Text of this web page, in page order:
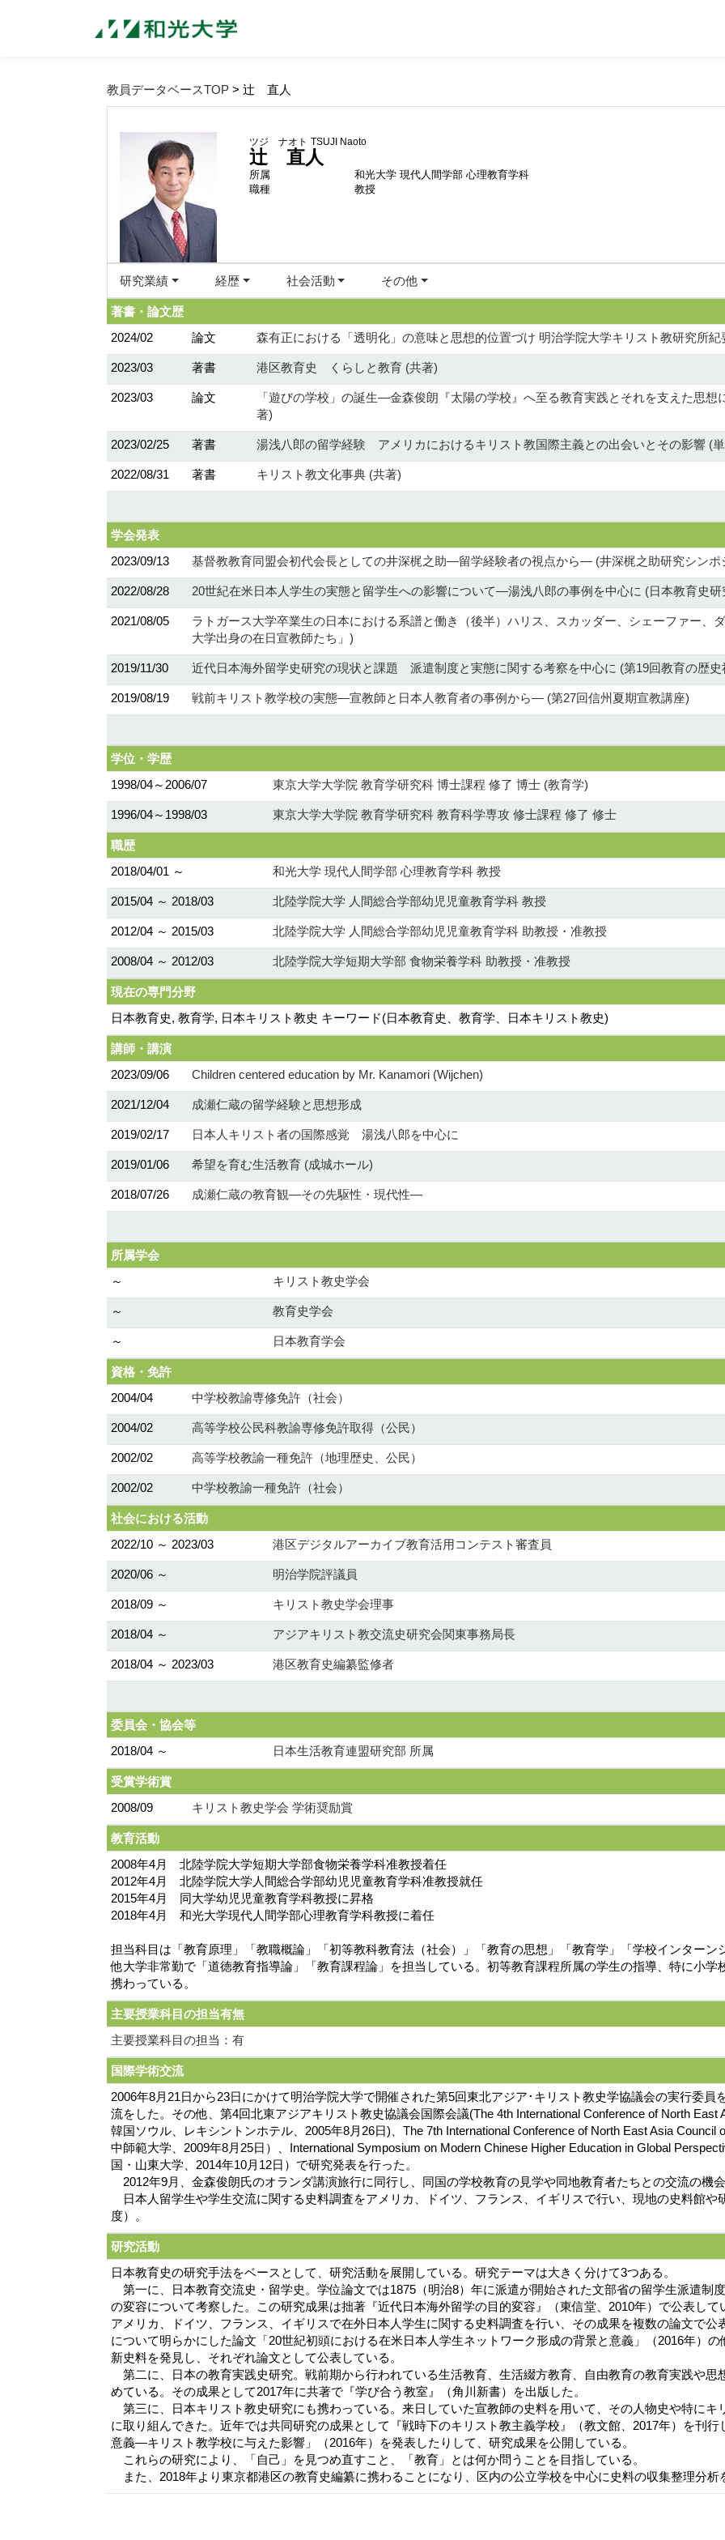
教員データベースTOP > 辻 直人
ツジ ナオト TSUJI Naoto
辻 直人
所属
和光大学 現代人間学部 心理教育学科
職種
教授
研究業績 経歴 社会活動 その他
著書・論文歴
2024/02
論文 森有正における「透明化」の意味と思想的位置づけ 明治学院大学キリスト教研究所紀
2023/03 著書 港区教育史 くらしと教育 (共著)
2023/03 論文
「遊びの学校」の誕生―金森俊朗『太陽の学校』へ至る教育実践とそれを支えた思
著)
2023/02/25 著書 湯浅八郎の留学経験 アメリカにおけるキリスト教国際主義との出会いとその影響 (
2022/08/31 著書 キリスト教文化事典 (共著)
学会発表
2023/09/13
基督教教育同盟会初代会長としての井深梶之助―留学経験者の視点から― (井深梶之助研究シンポ
2022/08/28 20世紀在米日本人学生の実態と留学生への影響について―湯浅八郎の事例を中心に (日本教育史
2021/08/05
ラトガース大学卒業生の日本における系譜と働き（後半）ハリス、スカッダー、シェーファー、
大学出身の在日宣教師たち」)
2019/11/30 近代日本海外留学史研究の現状と課題 派遣制度と実態に関する考察を中心に (第19回教育の歴史
2019/08/19 戦前キリスト教学校の実態―宣教師と日本人教育者の事例から― (第27回信州夏期宣教講座)
学位・学歴
1998/04～2006/07
東京大学大学院 教育学研究科 博士課程 修了 博士 (教育学)
1996/04～1998/03 東京大学大学院 教育学研究科 教育科学専攻 修士課程 修了 修士
職歴
2018/04/01 ～
和光大学 現代人間学部 心理教育学科 教授
2015/04 ～ 2018/03 北陸学院大学 人間総合学部幼児児童教育学科 教授
2012/04 ～ 2015/03 北陸学院大学 人間総合学部幼児児童教育学科 助教授・准教授
2008/04 ～ 2012/03 北陸学院大学短期大学部 食物栄養学科 助教授・准教授
現在の専門分野
日本教育史, 教育学, 日本キリスト教史 キーワード(日本教育史、教育学、日本キリスト教史)
講師・講演
2023/09/06
Children centered education by Mr. Kanamori (Wijchen)
2021/12/04 成瀬仁蔵の留学経験と思想形成
2019/02/17 日本人キリスト者の国際感覚 湯浅八郎を中心に
2019/01/06 希望を育む生活教育 (成城ホール)
2018/07/26 成瀬仁蔵の教育観―その先駆性・現代性―
所属学会
～
キリスト教史学会
～ 教育史学会
～ 日本教育学会
資格・免許
2004/04
中学校教諭専修免許（社会）
2004/02 高等学校公民科教諭専修免許取得（公民）
2002/02 高等学校教諭一種免許（地理歴史、公民）
2002/02 中学校教諭一種免許（社会）
社会における活動
2022/10 ～ 2023/03
港区デジタルアーカイブ教育活用コンテスト審査員
2020/06 ～ 明治学院評議員
2018/09 ～ キリスト教史学会理事
2018/04 ～ アジアキリスト教交流史研究会関東事務局長
2018/04 ～ 2023/03 港区教育史編纂監修者
委員会・協会等
2018/04 ～
日本生活教育連盟研究部 所属
受賞学術賞
2008/09
キリスト教史学会 学術奨励賞
教育活動
2008年4月 北陸学院大学短期大学部食物栄養学科准教授着任
2012年4月 北陸学院大学人間総合学部幼児児童教育学科准教授就任
2015年4月 同大学幼児児童教育学科教授に昇格
2018年4月 和光大学現代人間学部心理教育学科教授に着任
担当科目は「教育原理」「教職概論」「初等教科教育法（社会）」「教育の思想」「教育学」「学校インター
他大学非常勤で「道徳教育指導論」「教育課程論」を担当している。初等教育課程所属の学生の指導、特に小
携わっている。
主要授業科目の担当有無
主要授業科目の担当：有
国際学術交流
2006年8月21日から23日にかけて明治学院大学で開催された第5回東北アジア･キリスト教史学協議会の実行委
流をした。その他、第4回北東アジアキリスト教史協議会国際会議(The 4th International Conference of North East
韓国ソウル、レキシントンホテル、2005年8月26日)、The 7th International Conference of North East Asia
中師範大学、2009年8月25日）、International Symposium on Modern Chinese Higher Education in Global
国・山東大学、2014年10月12日）で研究発表を行った。
2012年9月、金森俊朗氏のオランダ講演旅行に同行し、同国の学校教育の見学や同地教育者たちとの交流の機会
日本人留学生や学生交流に関する史料調査をアメリカ、ドイツ、フランス、イギリスで行い、現地の史料館や
度）。
研究活動
日本教育史の研究手法をベースとして、研究活動を展開している。研究テーマは大きく分けて3つある。
第一に、日本教育交流史・留学史。学位論文では1875（明治8）年に派遣が開始された文部省の留学生派遣制
の変容について考察した。この研究成果は拙著『近代日本海外留学の目的変容』（東信堂、2010年）で公表して
アメリカ、ドイツ、フランス、イギリスで在外日本人学生に関する史料調査を行い、その成果を複数の論文で
について明らかにした論文「20世紀初頭における在米日本人学生ネットワーク形成の背景と意義」（2016年）
新史料を発見し、それぞれ論文として公表している。
第二に、日本の教育実践史研究。戦前期から行われている生活教育、生活綴方教育、自由教育の教育実践や思
めている。その成果として2017年に共著で『学び合う教室』（角川新書）を出版した。
第三に、日本キリスト教史研究にも携わっている。来日していた宣教師の史料を用いて、その人物史や特にキ
に取り組んできた。近年では共同研究の成果として『戦時下のキリスト教主義学校』（教文館、2017年）を刊
意義―キリスト教学校に与えた影響」（2016年）を発表したりして、研究成果を公開している。
これらの研究により、「自己」を見つめ直すこと、「教育」とは何か問うことを目指している。
また、2018年より東京都港区の教育史編纂に携わることになり、区内の公立学校を中心に史料の収集整理分析